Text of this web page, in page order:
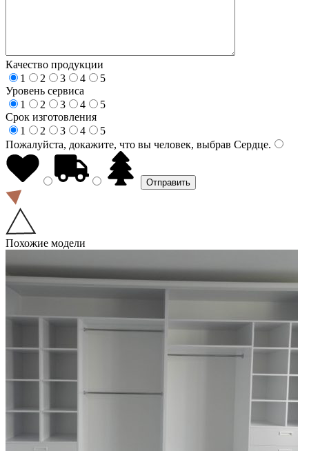
Качество продукции
1
2 3 4
5
Уровень сервиса
1
2 3 4
5
Срок изготовления
1
2 3 4
5
Пожалуйста, докажите, что вы человек, выбрав Сердце.
Похожие модели